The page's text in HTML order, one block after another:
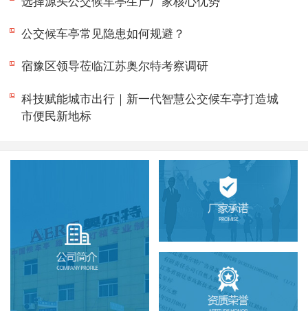
公交候车亭常见隐患如何规避？
宿豫区领导莅临江苏奥尔特考察调研
科技赋能城市出行｜新一代智慧公交候车亭打造城
市便民新地标